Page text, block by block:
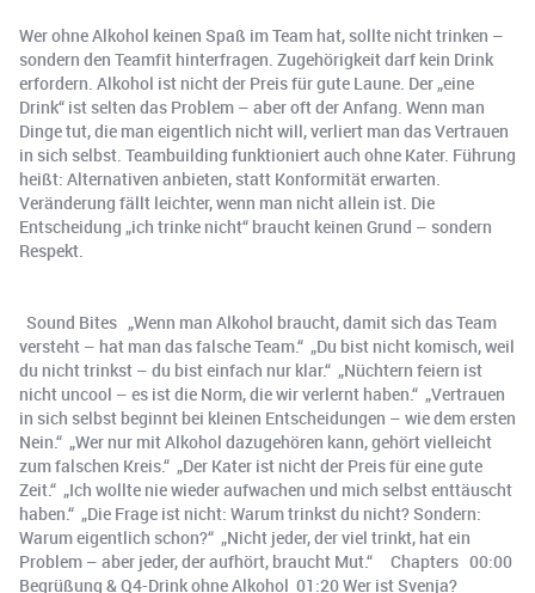
Wer ohne Alkohol keinen Spaß im Team hat, sollte nicht trinken –
sondern den Teamfit hinterfragen. Zugehörigkeit darf kein Drink
erfordern. Alkohol ist nicht der Preis für gute Laune. Der „eine
Drink“ ist selten das Problem – aber oft der Anfang. Wenn man
Dinge tut, die man eigentlich nicht will, verliert man das Vertrauen
in sich selbst. Teambuilding funktioniert auch ohne Kater. Führung
heißt: Alternativen anbieten, statt Konformität erwarten.
Veränderung fällt leichter, wenn man nicht allein ist. Die
Entscheidung „ich trinke nicht“ braucht keinen Grund – sondern
Respekt.
Sound Bites „Wenn man Alkohol braucht, damit sich das Team
versteht – hat man das falsche Team.“ „Du bist nicht komisch, weil
du nicht trinkst – du bist einfach nur klar.“ „Nüchtern feiern ist
nicht uncool – es ist die Norm, die wir verlernt haben.“ „Vertrauen
in sich selbst beginnt bei kleinen Entscheidungen – wie dem ersten
Nein.“ „Wer nur mit Alkohol dazugehören kann, gehört vielleicht
zum falschen Kreis.“ „Der Kater ist nicht der Preis für eine gute
Zeit.“ „Ich wollte nie wieder aufwachen und mich selbst enttäuscht
haben.“ „Die Frage ist nicht: Warum trinkst du nicht? Sondern:
Warum eigentlich schon?“ „Nicht jeder, der viel trinkt, hat ein
Problem – aber jeder, der aufhört, braucht Mut.“ Chapters 00:00
Begrüßung & Q4-Drink ohne Alkohol 01:20 Wer ist Svenja?